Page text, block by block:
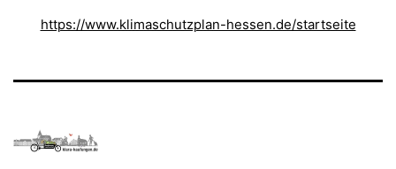
https://www.klimaschutzplan-hessen.de/startseite